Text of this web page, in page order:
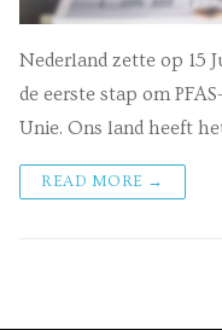
Nederland zette op 15
de eerste stap om
Unie. Ons land heeft
READ MORE →